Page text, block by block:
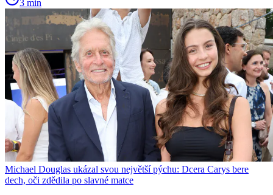
3 min
Michael Douglas ukázal svou největší pýchu: Dcera Carys bere
dech, oči zdědila po slavné matce